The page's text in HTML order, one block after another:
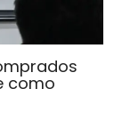
como